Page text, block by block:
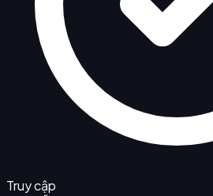
Truy cập